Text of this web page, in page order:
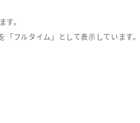
。
フルタイム」として表示しています。